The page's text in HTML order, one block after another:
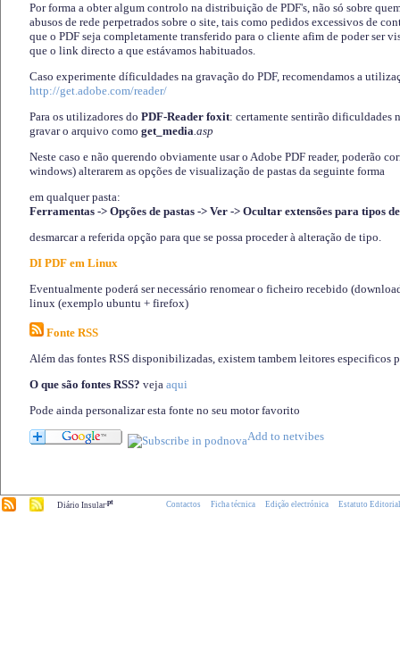
Por forma a obter algum controlo na distribuição de PDF's, não só sobre
abusos de rede perpetrados sobre o site, tais como pedidos excessivos de
que o PDF seja completamente transferido para o cliente afim de poder ser
que o link directo a que estávamos habituados.
Caso experimente díficuldades na gravação do PDF, recomendamos a
http://get.adobe.com/reader/
Para os utilizadores do PDF-Reader foxit: certamente sentirão dificuldades
gravar o arquivo como get_media.asp
Neste caso e não querendo obviamente usar o Adobe PDF reader, poderão
windows) alterarem as opções de visualização de pastas da seguinte forma
em qualquer pasta:
Ferramentas -> Opções de pastas -> Ver -> Ocultar extensões para tipos
desmarcar a referida opção para que se possa proceder à alteração de tipo.
DI PDF em Linux
Eventualmente poderá ser necessário renomear o ficheiro recebido
linux (exemplo ubuntu + firefox)
Fonte RSS
Além das fontes RSS disponibilizadas, existem tambem leitores especificos
O que são fontes RSS? veja aqui
Pode ainda personalizar esta fonte no seu motor favorito
Diário Insular.pt Contactos Ficha técnica Edição electrónica Estatuto Editorial